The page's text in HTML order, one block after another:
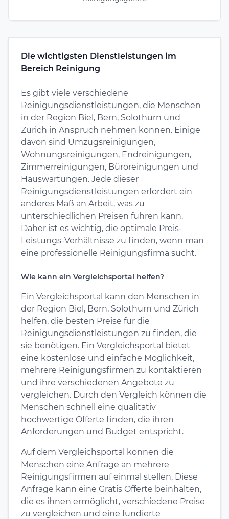
Die wichtigsten Dienstleistungen im
Bereich Reinigung
Es gibt viele verschiedene
Reinigungsdienstleistungen, die Menschen
in der Region Biel, Bern, Solothurn und
Zürich in Anspruch nehmen können. Einige
davon sind Umzugsreinigungen,
Wohnungsreinigungen, Endreinigungen,
Zimmerreinigungen, Büroreinigungen und
Hauswartungen. Jede dieser
Reinigungsdienstleistungen erfordert ein
anderes Maß an Arbeit, was zu
unterschiedlichen Preisen führen kann.
Daher ist es wichtig, die optimale Preis-
Leistungs-Verhältnisse zu finden, wenn man
eine professionelle Reinigungsfirma sucht.
Wie kann ein Vergleichsportal helfen?
Ein Vergleichsportal kann den Menschen in
der Region Biel, Bern, Solothurn und Zürich
helfen, die besten Preise für die
Reinigungsdienstleistungen zu finden, die
sie benötigen. Ein Vergleichsportal bietet
eine kostenlose und einfache Möglichkeit,
mehrere Reinigungsfirmen zu kontaktieren
und ihre verschiedenen Angebote zu
vergleichen. Durch den Vergleich können die
Menschen schnell eine qualitativ
hochwertige Offerte finden, die ihren
Anforderungen und Budget entspricht.
Auf dem Vergleichsportal können die
Menschen eine Anfrage an mehrere
Reinigungsfirmen auf einmal stellen. Diese
Anfrage kann eine Gratis Offerte beinhalten,
die es ihnen ermöglicht, verschiedene Preise
zu vergleichen und eine fundierte